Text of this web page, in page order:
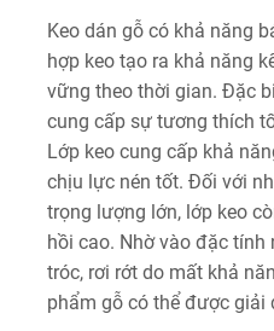
Keo dán gỗ có khả năng
hợp keo tạo ra khả năng
vững theo thời gian. Đặc
cung cấp sự tương thích
Lớp keo cung cấp khả
chịu lực nén tốt. Đối với
trọng lượng lớn, lớp keo
hồi cao. Nhờ vào đặc tính
tróc, rơi rớt do mất khả
phẩm gỗ có thể được giải